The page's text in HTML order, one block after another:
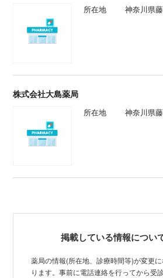
所在地 神奈川県
株式会社大島薬局
所在地 神奈川県
掲載している情報につい
薬局の情報(所在地、診療時間等)が変更
ります。事前に電話連絡を行ってから受